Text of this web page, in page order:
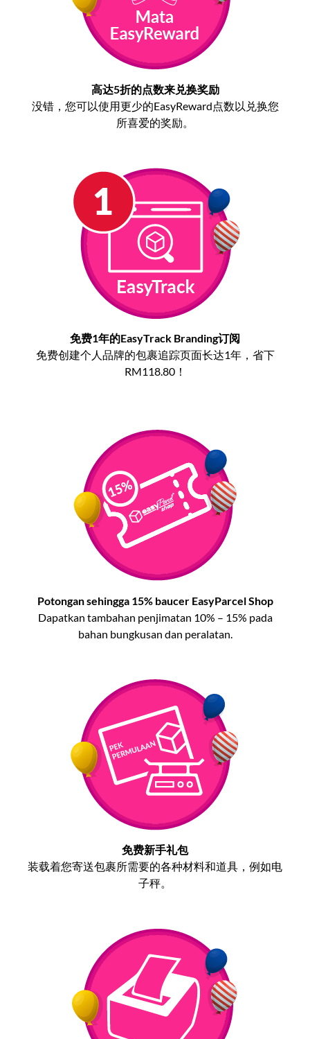
高达5折的点数来兑换奖励
没错，您可以使用更少的EasyReward点数以兑换您
所喜爱的奖励。
免费1年的EasyTrack Branding订阅
免费创建个人品牌的包裹追踪页面长达1年，省下
RM118.80！
Potongan sehingga 15% baucer EasyParcel Shop
Dapatkan tambahan penjimatan 10% – 15% pada
bahan bungkusan dan peralatan.
免费新手礼包
装载着您寄送包裹所需要的各种材料和道具，例如电
子秤。